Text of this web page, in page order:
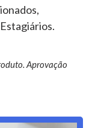
Aprovação